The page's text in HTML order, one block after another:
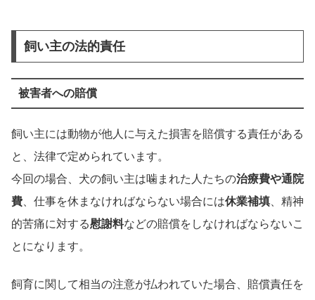
飼い主の法的責任
被害者への賠償
飼い主には動物が他人に与えた損害を賠償する責任がある
と、法律で定められています。
今回の場合、犬の飼い主は噛まれた人たちの治療費や通院
費 、仕事を休まなければならない場合には休業補填 、精神
的苦痛に対する慰謝料などの賠償をしなければならないこ
とになります。
飼育に関して相当の注意が払われていた場合、賠償責任を